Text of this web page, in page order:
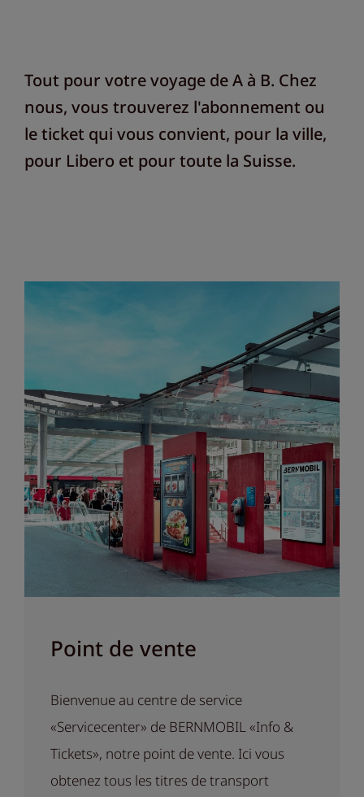
Tout pour votre voyage de A à B. Chez
nous, vous trouverez l'abonnement ou
le ticket qui vous convient, pour la ville,
pour Libero et pour toute la Suisse.
Point de vente
Bienvenue au centre de service
«Servicecenter» de BERNMOBIL «Info &
Tickets», notre point de vente. Ici vous
obtenez tous les titres de transport